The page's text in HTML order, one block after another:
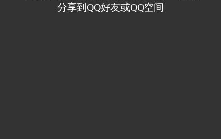
分享到QQ好友或QQ空间